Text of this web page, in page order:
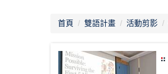
首頁 雙語計畫 活動剪影